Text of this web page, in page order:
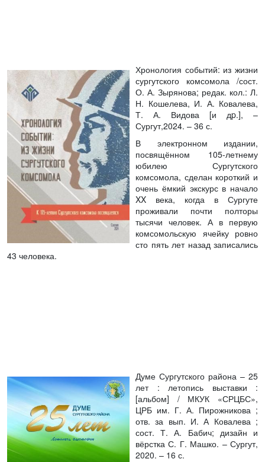
Хронология событий: из жизни
сургутского комсомола /сост.
О. А. Зырянова; редак. кол.: Л.
Н. Кошелева, И. А. Ковалева,
Т. А. Видова [и дp.], –
Сургут,2024. – 36 с.
В электронном издании,
посвящённом 105-летнему
юбилею Сургутского
комсомола, сделан короткий и
очень ёмкий экскурс в начало
XX века, когда в Сургуте
проживали почти полторы
тысячи человек. А в первую
комсомольскую ячейку ровно
сто пять лет назад записались
43 человека.
Думе Сургутского района – 25
лет : летопись выставки :
[альбом] / МКУК «СРЦБС»,
ЦРБ им. Г. А. Пирожникова ;
отв. за вып. И. А Ковалева ;
сост. Т. А. Бабич; дизайн и
вёрстка С. Г. Машко. – Сургут,
2020. – 16 с.